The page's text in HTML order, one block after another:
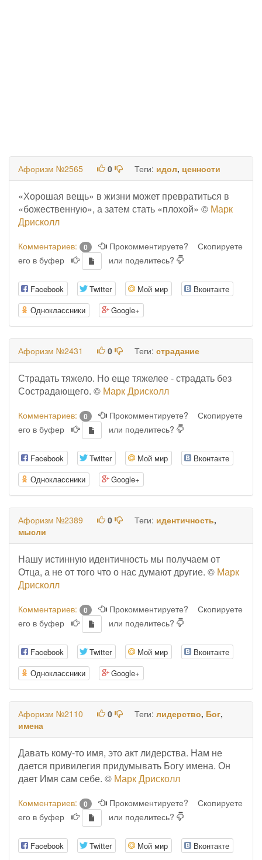
Афоризм №2565 0 Теги: идол, ценности
«Хорошая вещь» в жизни может превратиться в
«божественную», а затем стать «плохой» © Марк
Дрисколл
Комментариев: 0 Прокомментируете?
Скопируете
его в буфер
или поделитесь?
Facebook Twitter Мой мир
Вконтакте
Одноклассники
Google+
Афоризм №2431 0 Теги: страдание
Страдать тяжело. Но еще тяжелее - страдать без
Сострадающего. © Марк Дрисколл
Комментариев: 0 Прокомментируете?
Скопируете
его в буфер
или поделитесь?
Facebook Twitter Мой мир
Вконтакте
Одноклассники
Google+
Афоризм №2389 0 Теги: идентичность,
мысли
Нашу истинную идентичность мы получаем от
Отца, а не от того что о нас думают другие. © Марк
Дрисколл
Комментариев: 0 Прокомментируете?
Скопируете
его в буфер
или поделитесь?
Facebook Twitter Мой мир
Вконтакте
Одноклассники
Google+
Афоризм №2110 0 Теги: лидерство, Бог,
имена
Давать кому-то имя, это акт лидерства. Нам не
дается привилегия придумывать Богу имена. Он
дает Имя сам себе. © Марк Дрисколл
Комментариев: 0 Прокомментируете?
Скопируете
его в буфер
или поделитесь?
Facebook Twitter Мой мир
Вконтакте